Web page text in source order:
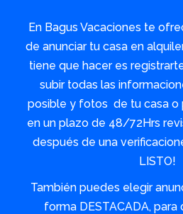
En Bagus Vacaciones te
de anunciar tu casa en
tiene que hacer es
subir todas las
posible y fotos de tu casa o
en un plazo de 48/72Hrs
después de una
LISTO!
También puedes elegir
forma DESTACADA,